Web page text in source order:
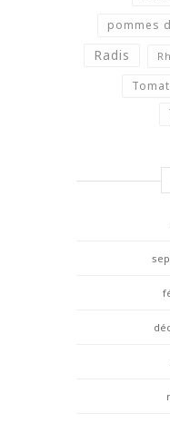
pommes
Radis